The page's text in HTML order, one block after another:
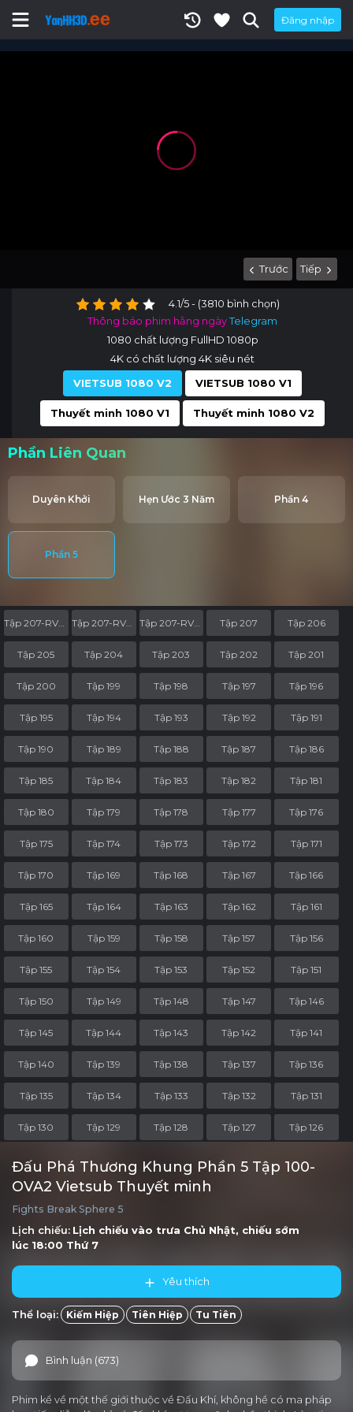
Đăng nhập
Trước Tiếp
4.1/5 - (3810 bình chọn)
Thông báo phim hằng ngàyTelegram
1080 chất lượng FullHD 1080p
4K có chất lượng 4K siêu nét
VIETSUB 1080 V2
VIETSUB 1080 V1
Thuyết minh 1080 V1 Thuyết minh 1080 V2
Phần Liên Quan
Duyên Khởi Hẹn Ước 3 Năm Phần 4
Phần 5
Tập 207-RV04 Tập 207-RV03 Tập 207 Tập 206
Tập 205 Tập 204 Tập 203 Tập 202 Tập 201
Tập 200 Tập 199 Tập 198 Tập 197 Tập 196
Tập 195 Tập 194 Tập 193 Tập 192 Tập 191
Tập 190 Tập 189 Tập 188 Tập 187 Tập 186
Tập 185 Tập 184 Tập 183 Tập 182 Tập 181
Tập 180 Tập 179 Tập 178 Tập 177 Tập 176
Tập 175 Tập 174 Tập 173 Tập 172 Tập 171
Tập 170 Tập 169 Tập 168 Tập 167 Tập 166
Tập 165 Tập 164 Tập 163 Tập 162 Tập 161
Tập 160 Tập 159 Tập 158 Tập 157 Tập 156
Tập 155 Tập 154 Tập 153 Tập 152 Tập 151
Tập 150 Tập 149 Tập 148 Tập 147 Tập 146
Tập 145 Tập 144 Tập 143 Tập 142 Tập 141
Tập 140 Tập 139 Tập 138 Tập 137 Tập 136
Tập 135 Tập 134 Tập 133 Tập 132 Tập 131
Tập 130 Tập 129 Tập 128 Tập 127 Tập 126
Tập 125 Tập 124 Tập 123 Tập 122
Tập 120 Tập 119 Tập 118
Tập 110 Tập 109
Tập 103
Tập 100-OVA2 Tập 100-OVA1 Tập 100 Tập 99
Tập 92 Tập 91 Tập 90 Tập 89 Tập 88
Đấu Phá Thương Khung Phần 5 Tập 100-
OVA2 Vietsub Thuyết minh
Fights Break Sphere 5
Lịch chiếu: Lịch chiếu vào trưa Chủ Nhật, chiếu sớm
lúc 18:00 Thứ 7
Yêu thích
Thể loại: Kiếm Hiệp Tiên Hiệp Tu Tiên
Bình luận (673)
Phim kể về một thế giới thuộc về Đấu Khí, không hề có ma pháp